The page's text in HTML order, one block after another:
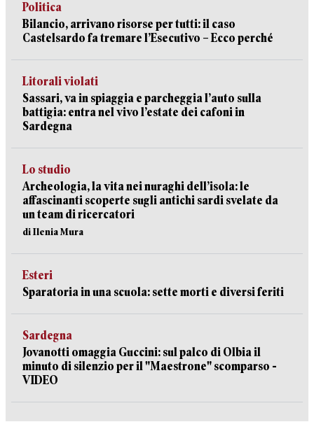
Politica
Bilancio, arrivano risorse per tutti: il caso
Castelsardo fa tremare l’Esecutivo – Ecco perché
Litorali violati
Sassari, va in spiaggia e parcheggia l’auto sulla
battigia: entra nel vivo l’estate dei cafoni in
Sardegna
Lo studio
Archeologia, la vita nei nuraghi dell’isola: le
affascinanti scoperte sugli antichi sardi svelate da
un team di ricercatori
di Ilenia Mura
Esteri
Sparatoria in una scuola: sette morti e diversi feriti
Sardegna
Jovanotti omaggia Guccini: sul palco di Olbia il
minuto di silenzio per il "Maestrone" scomparso -
VIDEO